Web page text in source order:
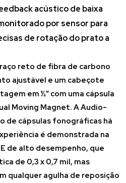
acústico de baixa
por sensor para
de rotação do prato a
reto de fibra de carbono
ajustável e um cabeçote
em ½” com uma cápsula
Moving Magnet. A Audio-
de cápsulas fonográficas há
é demonstrada na
de alto desempenho, que
de 0,3 x 0,7 mil, mas
qualquer agulha de reposição